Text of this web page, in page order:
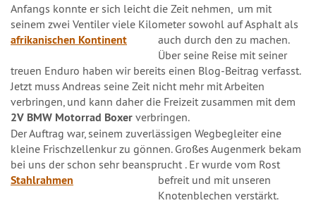
Anfangs konnte er sich leicht die Zeit nehmen, um mit
seinem zwei Ventiler viele Kilometer sowohl auf Asphalt als
auch durch den
afrikanischen Kontinent
zu machen.
Über seine Reise mit seiner
treuen Enduro haben wir bereits einen Blog-Beitrag verfasst.
Jetzt muss Andreas seine Zeit nicht mehr mit Arbeiten
verbringen, und kann daher die Freizeit zusammen mit dem
2V BMW Motorrad Boxer verbringen.
Der Auftrag war, seinem zuverlässigen Wegbegleiter eine
kleine Frischzellenkur zu gönnen. Großes Augenmerk bekam
bei uns der schon sehr beansprucht
Stahlrahmen
. Er wurde vom Rost
befreit und mit unseren
Knotenblechen verstärkt.